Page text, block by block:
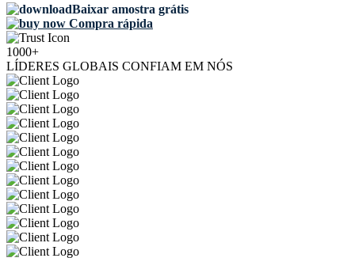
Baixar amostra grátis
Compra rápida
1000+
LÍDERES GLOBAIS CONFIAM EM NÓS